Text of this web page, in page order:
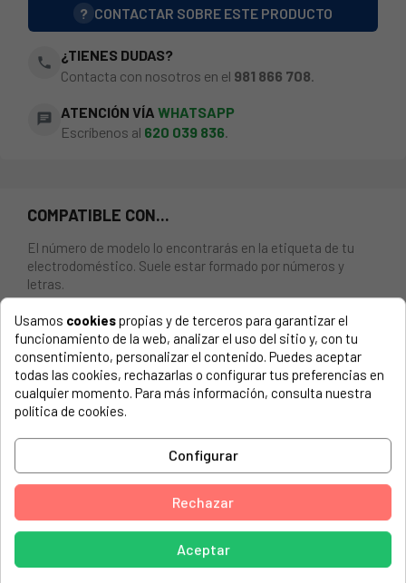
? CONTACTAR SOBRE ESTE PRODUCTO
phone
¿TIENES DUDAS?
Contacta con nosotros en el 981 866 708
chat ATENCIÓN VÍA WHATSAPP
Escríbenos al 620 039 836.
COMPATIBLE CON...
El número de modelo lo encontrarás en la etiqueta de tu
electrodoméstico. Suele estar formado por números y
letras.
MUELLE INTERMEDIO PARA FRIGORÍFICO BEKO, SMEG
SMEG, FQ55FXE 7273643182
ADARAD, NGS50
ARCELIK, 8844 SBS NF
Usamos cookiespropias y de terceros para garantizar el
funcionamiento de la web, analizar el uso del sitio y, con tu
consentimiento, personalizar el contenido. Puedes aceptar
todas las cookies, rechazarlas o configurar tus preferencias en
cualquier momento. Para más información, consulta nuestra
política de cookies.
Configurar
Rechazar
Aceptar